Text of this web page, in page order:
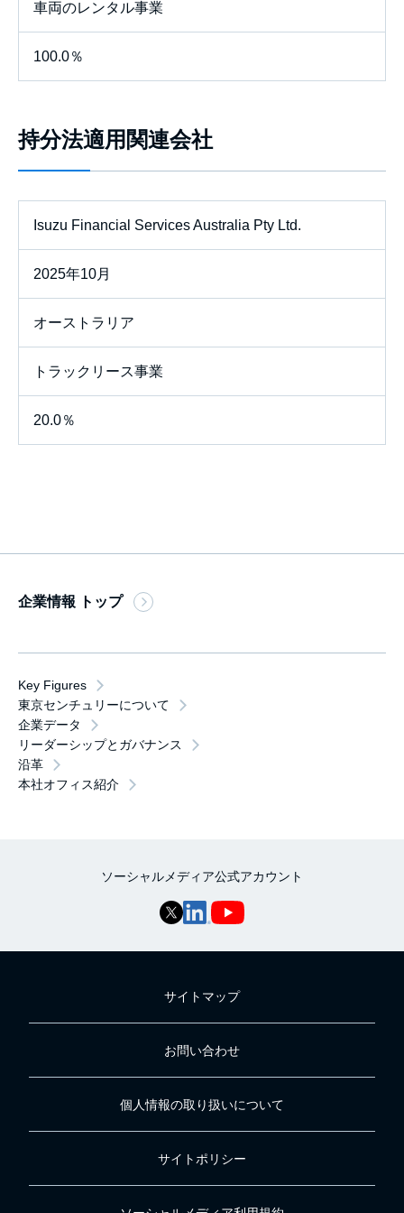
車両のレンタル事業
100.0％
持分法適用関連会社
Isuzu Financial Services Australia Pty Ltd.
2025年10月
オーストラリア
トラックリース事業
20.0％
企業情報 トップ
Key Figures
東京センチュリーについて
企業データ
リーダーシップとガバナンス
沿革
本社オフィス紹介
ソーシャルメディア公式アカウント
サイトマップ
お問い合わせ
個人情報の取り扱いについて
サイトポリシー